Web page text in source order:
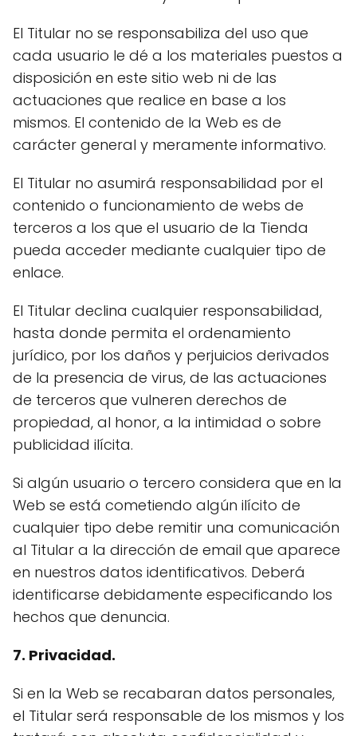
El Titular no se responsabiliza del uso que
cada usuario le dé a los materiales puestos a
disposición en este sitio web ni de las
actuaciones que realice en base a los
mismos. El contenido de la Web es de
carácter general y meramente informativo.
El Titular no asumirá responsabilidad por el
contenido o funcionamiento de webs de
terceros a los que el usuario de la Tienda
pueda acceder mediante cualquier tipo de
enlace.
El Titular declina cualquier responsabilidad,
hasta donde permita el ordenamiento
jurídico, por los daños y perjuicios derivados
de la presencia de virus, de las actuaciones
de terceros que vulneren derechos de
propiedad, al honor, a la intimidad o sobre
publicidad ilícita.
Si algún usuario o tercero considera que en la
Web se está cometiendo algún ilícito de
cualquier tipo debe remitir una comunicación
al Titular a la dirección de email que aparece
en nuestros datos identificativos. Deberá
identificarse debidamente especificando los
hechos que denuncia.
7. Privacidad.
Si en la Web se recabaran datos personales,
el Titular será responsable de los mismos y los